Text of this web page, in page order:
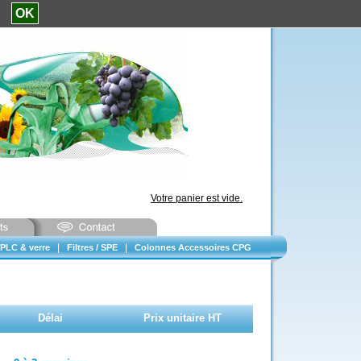
Votre panier est vide.
& verre Filtres / SPE Colonnes Accessoires CPG
Délai Prix unitaire HT
OK